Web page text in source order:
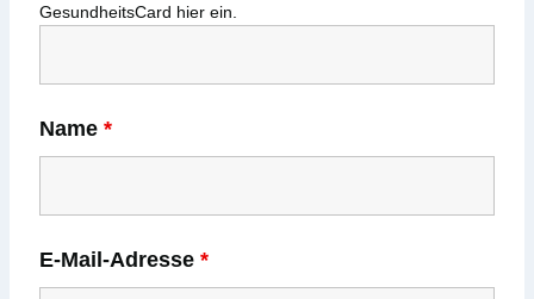
GesundheitsCard hier ein.
Name *
E-Mail-Adresse *